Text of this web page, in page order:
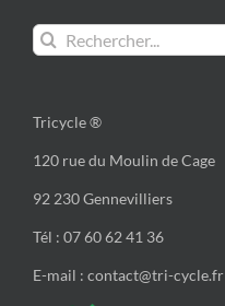
Rechercher:
Tricycle ®
120 rue du Moulin de Cage
92 230 Gennevilliers
Tél : 07 60 62 41 36
E-mail : contact@tri-cycle.fr